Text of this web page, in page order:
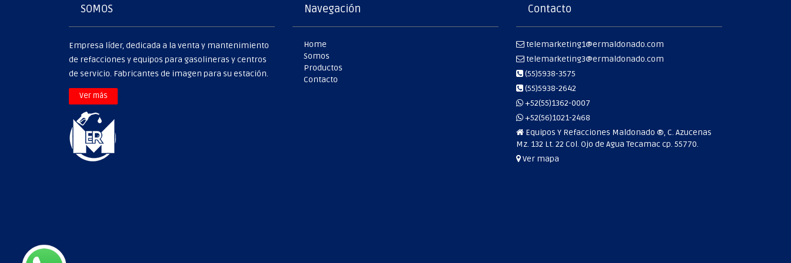
VEEDER- ROOT
VEEDER ROOT
SOMOS
Empresa líder, dedicada a la venta y mantenimiento
de refacciones y equipos para gasolineras y centros
de servicio. Fabricantes de imagen para su estación.
Ver más
Navegación
Home
Somos
Productos
Contacto
Contacto
telemarketing1@ermaldonado.com
telemarketing3@ermaldonado.com
(55)5938-3575
(55)5938-2642
+52(55)1362-0007
+52(56)1021-2468
Equipos Y Refacciones Maldonado ®, C. Azucenas
Mz. 132 Lt. 22 Col. Ojo de Agua Tecamac cp. 55770.
Ver mapa